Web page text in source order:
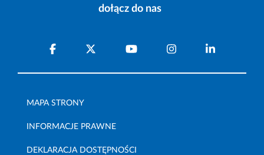
dołącz do nas
MAPA STRONY
INFORMACJE PRAWNE
DEKLARACJA DOSTĘPNOŚCI